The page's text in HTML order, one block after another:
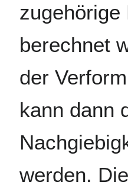
berechnet
der
kann dann
werden.